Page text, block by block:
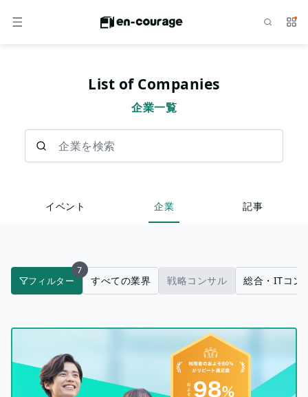
メニュー サ
List of Companies
企業一覧
イベント 企業 記事
フィルター
7
すべての業界 戦略コンサル 総合・ITコン